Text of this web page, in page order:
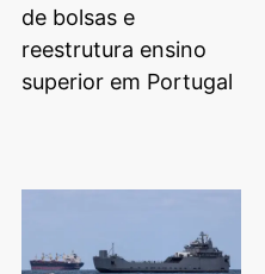
de bolsas e
reestrutura ensino
superior em Portugal